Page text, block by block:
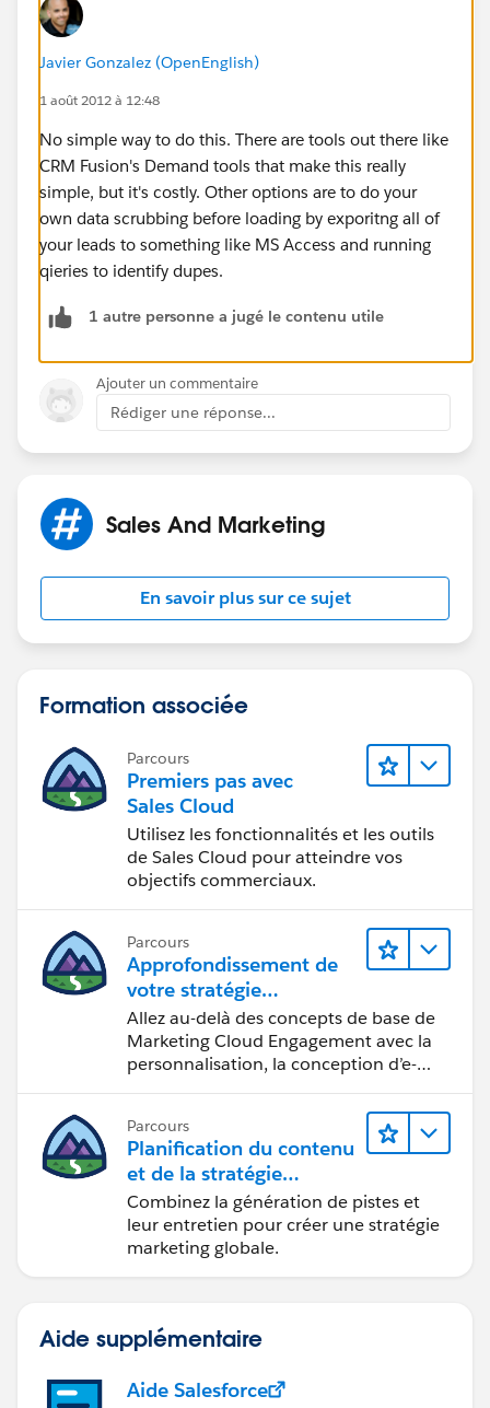
Javier Gonzalez (OpenEnglish)
1 août 2012 à 12:48
No simple way to do this. There are tools out there like
CRM Fusion's Demand tools that make this really
simple, but it's costly. Other options are to do your
own data scrubbing before loading by exporitng all of
your leads to something like MS Access and running
qieries to identify dupes.
1 autre personne a jugé le contenu utile
Ajouter un commentaire
Rédiger une réponse...
Sales And Marketing
En savoir plus sur ce sujet
Formation associée
Parcours
Premiers pas avec
Sales Cloud
Utilisez les fonctionnalités et les outils
de Sales Cloud pour atteindre vos
objectifs commerciaux.
Parcours
Approfondissement de
votre stratégie
marketing
Allez au-delà des concepts de base de
Marketing Cloud Engagement avec la
personnalisation, la conception d’e-
Parcours
Planification du contenu
et de la stratégie
marketing avec
Marketing Cloud
Account Engagement
Combinez la génération de pistes et
leur entretien pour créer une stratégie
marketing globale.
Aide supplémentaire
Aide Salesforce